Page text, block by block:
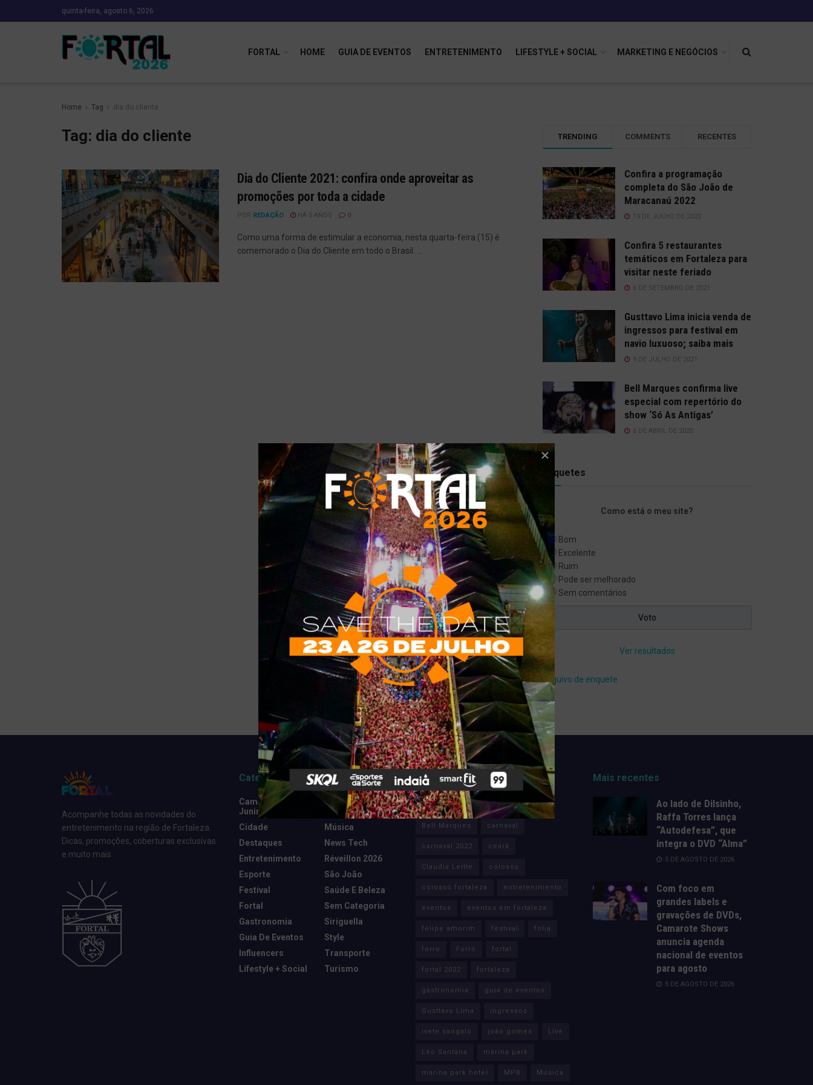
quinta-feira, agosto 6, 2026
FORTAL HOME GUIA DE EVENTOS ENTRETENIMENTO LIFESTYLE + SOCIAL MARKETING E NEGÓCIOS
Home Tag dia do cliente
Tag: dia do cliente
Dia do Cliente 2021: confira onde aproveitar as
promoções por toda a cidade
POR REDAÇÃO HÁ 5 ANOS 0
Como uma forma de estimular a economia, nesta quarta-feira (15) é
comemorado o Dia do Cliente em todo o Brasil. ...
TRENDING COMMENTS RECENTES
Confira a programação
completa do São João de
Maracanaú 2022
19 DE JULHO DE 2022
Confira 5 restaurantes
temáticos em Fortaleza para
visitar neste feriado
6 DE SETEMBRO DE 2021
Gusttavo Lima inicia venda de
ingressos para festival em
navio luxuoso; saiba mais
9 DE JULHO DE 2021
Bell Marques confirma live
especial com repertório do
show ‘Só As Antigas’
6 DE ABRIL DE 2020
Enquetes
Como está o meu site?
Bom
Excelente
Ruim
Pode ser melhorado
Sem comentários
Ver resultados
Arquivo de enquete
Acompanhe todas as novidades do
entretenimento na região de Fortaleza.
Dicas, promoções, coberturas exclusivas
e muito mais.
Categorias
Camarote Vip
Junino
Cidade
Destaques
Entretenimento
Esporte
Festival
Fortal
Gastronomia
Guia De Eventos
Influencers
Lifestyle + Social
Marketing E
Negócios
Música
News Tech
Réveillon 2026
São João
Saúde E Beleza
Sem Categoria
Siriguella
Style
Transporte
Turismo
Tags
Anitta Axé Banda Eva
Bell Marques carnaval
carnaval 2022 ceará
Claudia Leitte colosso
colosso fortaleza entretenimento
eventos eventos em fortaleza
felipe amorim festival folia
forro Forró fortal
fortal 2022 fortaleza
gastronomia guia de eventos
Gusttavo Lima ingressos
ivete sangalo joão gomes Live
Léo Santana marina park
marina park hotel MPB Música
Mais recentes
Ao lado de Dilsinho,
Raffa Torres lança
“Autodefesa”, que
integra o DVD “Alma”
5 DE AGOSTO DE 2026
Com foco em
grandes labels e
gravações de DVDs,
Camarote Shows
anuncia agenda
nacional de eventos
para agosto
5 DE AGOSTO DE 2026